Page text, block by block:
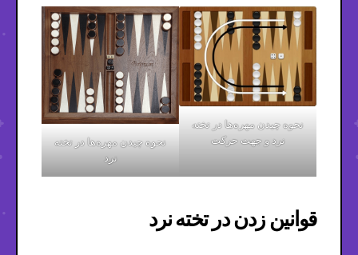
نحوه چیدن مهره‌ها در تخته
نرد و جهت حرکت
نحوه چیدن مهره‌ها در تخته
نرد
قوانین زدن در تخته نرد